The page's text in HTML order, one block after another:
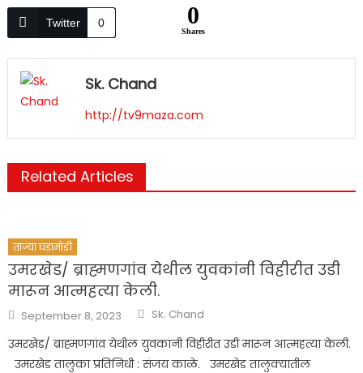
Twitter 0 0
Shares
Sk. Chand
http://tv9maza.com
Related Articles
ताज्या घडामोडी
उमरखेड/ ब्राह्मणगांव येथील युवकांनी विहीरीत उडी
मारून आत्महत्या केली.
Posted
on
September 8, 2023 Author
Sk. Chand
उमरखेड/ ब्राह्मणगांव येथील युवकांनी विहीरीत उडी मारून आत्महत्या केली.
उमरखेड तालुका प्रतिनिधी : संजय काळे. उमरखेड तालुक्यातील